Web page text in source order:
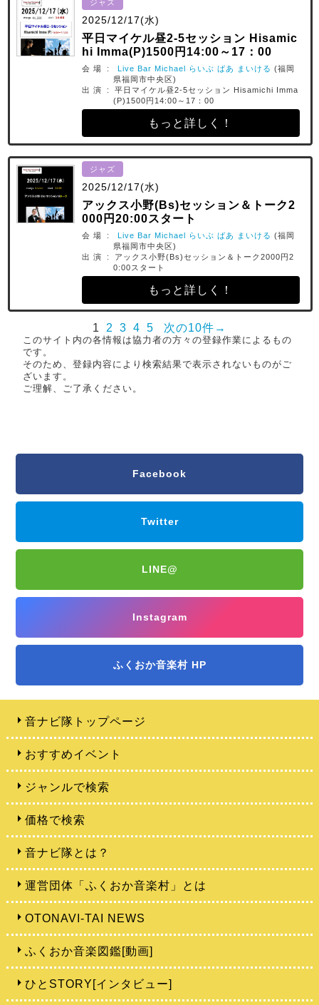
ジャズ
2025/12/17(水)
平日マイケル昼2-5セッション Hisamic
hi Imma(P)1500円14:00～17：00
会 場 : Live Bar Michael らいぶ ばあ まいける (福岡
県福岡市中央区)
出 演 : 平日マイケル昼2-5セッション Hisamichi Imma
(P)1500円14:00～17：00
もっと詳しく！
ジャズ
2025/12/17(水)
アックス小野(Bs)セッション＆トーク2
000円20:00スタート
会 場 : Live Bar Michael らいぶ ばあ まいける (福岡
県福岡市中央区)
出 演 : アックス小野(Bs)セッション＆トーク2000円2
0:00スタート
もっと詳しく！
1 2 3 4 5 次の10件→
このサイト内の各情報は協力者の方々の登録作業によるもの
です。
そのため、登録内容により検索結果で表示されないものがご
ざいます。
ご理解、ご了承ください。
Facebook
Twitter
LINE@
Instagram
ふくおか音楽村 HP
音ナビ隊トップページ
おすすめイベント
ジャンルで検索
価格で検索
音ナビ隊とは？
運営団体「ふくおか音楽村」とは
OTONAVI-TAI NEWS
ふくおか音楽図鑑[動画]
ひとSTORY[インタビュー]